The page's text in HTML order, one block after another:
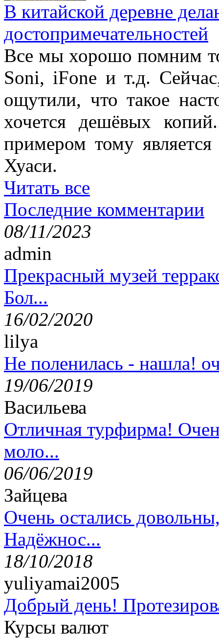
В китайской деревне
достопримечательностей
Все мы хорошо помним
Soni, iFone и т.д.
ощутили, что такое
хочется дешёвых
примером тому является
Хуаси.
Читать все
Последние комментарии
08/11/2023
admin
Прекрасный музей
Бол...
16/02/2020
lilya
Не поленилась - нашла!
19/06/2019
Васильева
Отличная турфирма!
моло...
06/06/2019
Зайцева
Очень остались
Надёжнос...
18/10/2018
yuliyamai2005
Добрый день!
Курсы валют